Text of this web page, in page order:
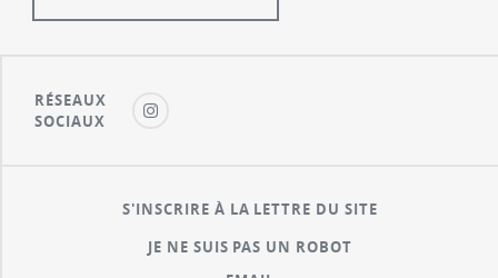
RÉSEAUX
SOCIAUX
S'INSCRIRE À LA LETTRE DU SITE
JE NE SUIS PAS UN ROBOT